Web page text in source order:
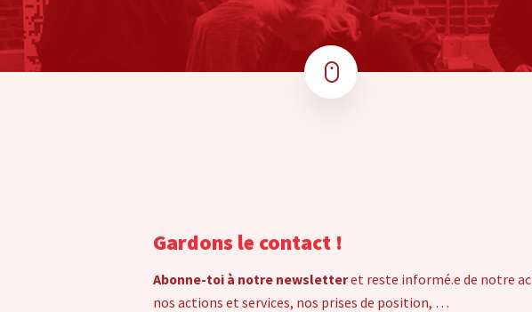
Gardons le contact !
Abonne-toi à notre newsletteret reste informé.e de notre
nos actions et services, nos prises de position, …